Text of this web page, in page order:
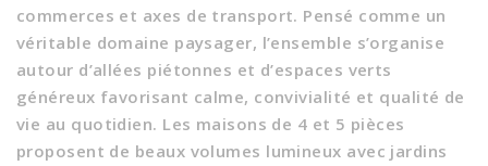
commerces et axes de transport. Pensé comme un
véritable domaine paysager, l’ensemble s’organise
autour d’allées piétonnes et d’espaces verts
généreux favorisant calme, convivialité et qualité de
vie au quotidien. Les maisons de 4 et 5 pièces
proposent de beaux volumes lumineux avec jardins